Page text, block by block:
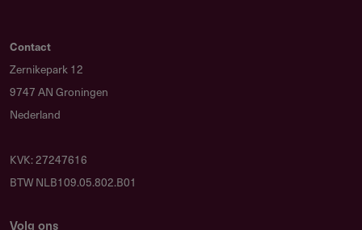
Contact
Zernikepark 12
9747 AN Groningen
Nederland
KVK: 27247616
BTW NLB109.05.802.B01
Volg ons